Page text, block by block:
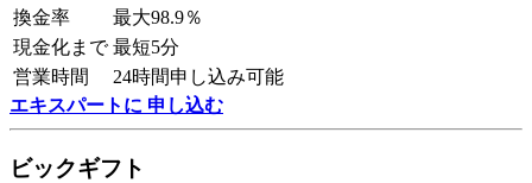
換金率
最大98.9％
現金化まで 最短5分
営業時間
24時間申し込み可能
エキスパートに 申し込む
ビックギフト